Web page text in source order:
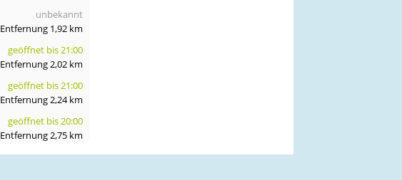
unbekannt
Entfernung 1,92 km
geöffnet bis 21:00
Entfernung 2,02 km
geöffnet bis 21:00
Entfernung 2,24 km
geöffnet bis 20:00
Entfernung 2,75 km